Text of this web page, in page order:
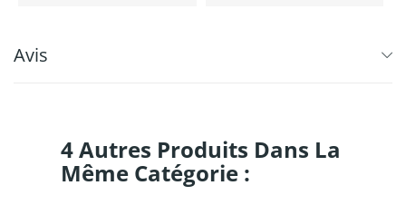
Avis
4 Autres Produits Dans La
Même Catégorie :